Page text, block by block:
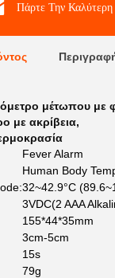
Πάρτε Την Καλύτερη
μέτωπου
με ακρίβεια,
Fever Alarm
Human Body
32~42.9°C
3VDC(2 AAA
155*44*35mm
3cm-5cm
15s
79g